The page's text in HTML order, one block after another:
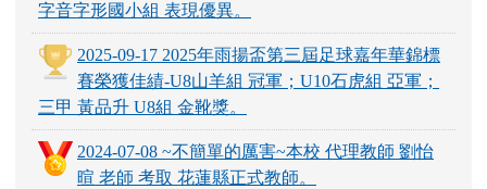
字音字形國小組 表現優異。
2025-09-17 2025年雨揚盃第三屆足球嘉年華錦標
賽榮獲佳績-U8山羊組 冠軍；U10石虎組 亞軍；
三甲 黃品升 U8組 金靴獎。
2024-07-08 ~不簡單的厲害~本校 代理教師 劉怡
暄 老師 考取 花蓮縣正式教師。